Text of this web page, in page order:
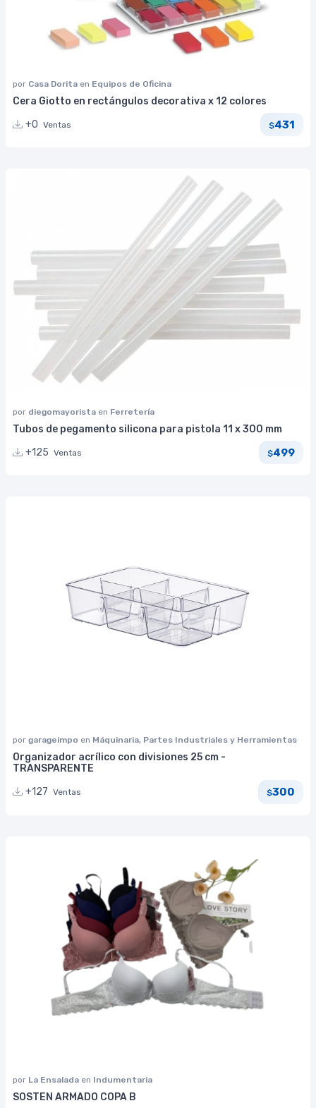
por Casa Dorita en Equipos de Oficina
Cera Giotto en rectángulos decorativa x 12 colores
+0 Ventas $431
por diegomayorista en Ferretería
Tubos de pegamento silicona para pistola 11 x 300 mm
+125 Ventas $499
por garageimpo en Máquinaria, Partes Industriales y Herramientas
Organizador acrílico con divisiones 25 cm -
TRANSPARENTE
+127 Ventas $300
por La Ensalada en Indumentaria
SOSTEN ARMADO COPA B